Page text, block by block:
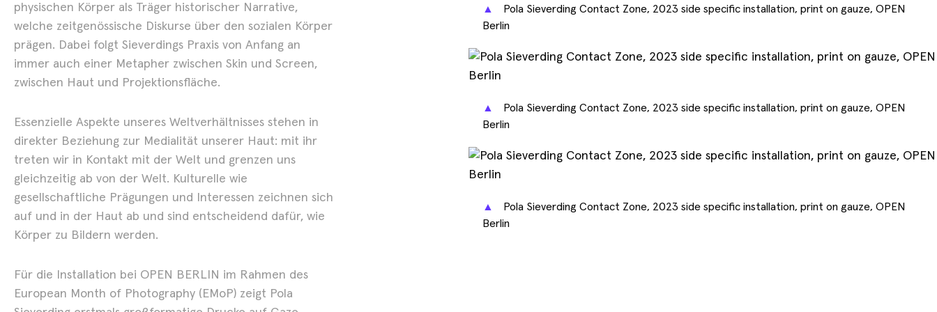
physischen Körper als Träger historischer Narrative,
welche zeitgenössische Diskurse über den sozialen Körper
prägen. Dabei folgt Sieverdings Praxis von Anfang an
immer auch einer Metapher zwischen Skin und Screen,
zwischen Haut und Projektionsfläche.
Essenzielle Aspekte unseres Weltverhältnisses stehen in
direkter Beziehung zur Medialität unserer Haut: mit ihr
treten wir in Kontakt mit der Welt und grenzen uns
gleichzeitig ab von der Welt. Kulturelle wie
gesellschaftliche Prägungen und Interessen zeichnen sich
auf und in der Haut ab und sind entscheidend dafür, wie
Körper zu Bildern werden.
Für die Installation bei OPEN BERLIN im Rahmen des
European Month of Photography (EMoP) zeigt Pola
▲
Pola Sieverding Contact Zone, 2023 side specific installation, print on gauze, OPEN
Berlin
▲
Pola Sieverding Contact Zone, 2023 side specific installation, print on gauze, OPEN
Berlin
▲
Pola Sieverding Contact Zone, 2023 side specific installation, print on gauze, OPEN
Berlin
Art Fairs
Show